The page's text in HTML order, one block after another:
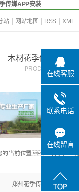
传媒APP安装
站 | 网站地图 | RSS | XML
木材花季传媒官网
PRODUCT
的当前位置：
郑州花季传媒APP下
在线客服
联系电话
在线留言